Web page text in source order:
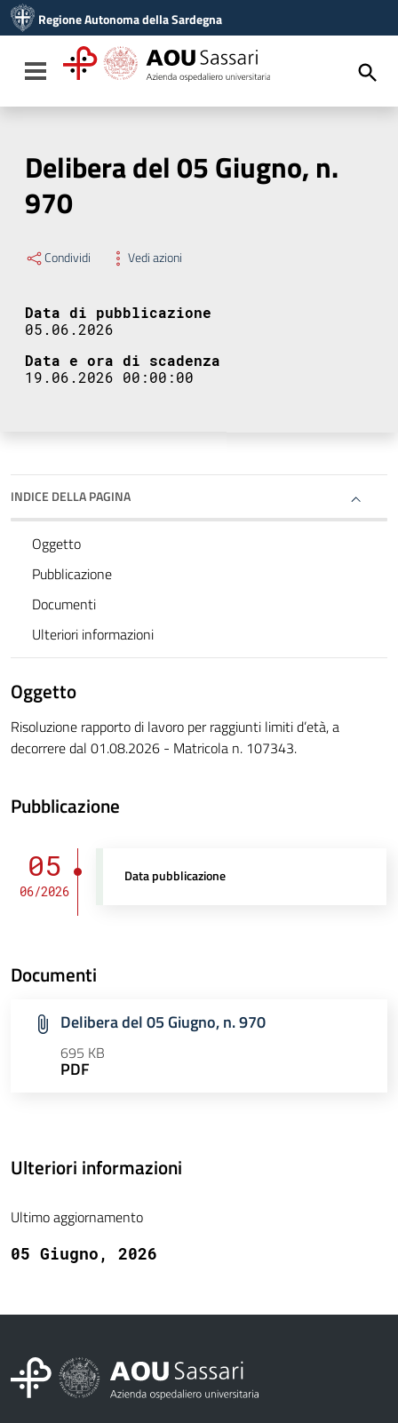
Vai al menu di navigazione
Vai al footer
Regione Autonoma della Sardegna
Toggle navigation
Delibera del 05 Giugno, n.
970
Condividi Vedi azioni
Data di pubblicazione
05.06.2026
Data e ora di scadenza
19.06.2026 00:00:00
INDICE DELLA PAGINA
Oggetto
Pubblicazione
Documenti
Ulteriori informazioni
Oggetto
Risoluzione rapporto di lavoro per raggiunti limiti d’età, a
decorrere dal 01.08.2026 - Matricola n. 107343.
Pubblicazione
05
06/2026
Data pubblicazione
Documenti
Delibera del 05 Giugno, n. 970
695 KB
PDF
Ulteriori informazioni
Ultimo aggiornamento
05 Giugno, 2026